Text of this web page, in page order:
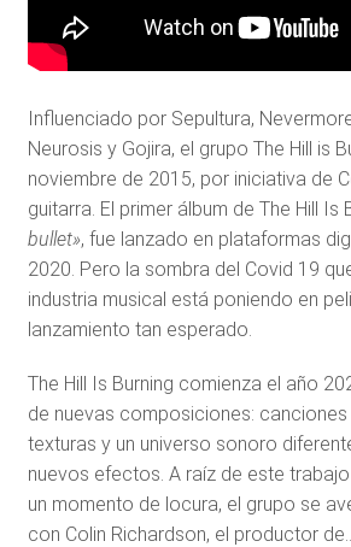
Influenciado por Sepultura,
Neurosis y Gojira, el grupo The Hill is
noviembre de 2015, por iniciativa de
guitarra. El primer álbum de The Hill Is
bullet», fue lanzado en plataformas
2020. Pero la sombra del Covid 19
industria musical está poniendo en
lanzamiento tan esperado.
The Hill Is Burning comienza el año
de nuevas composiciones:
texturas y un universo sonoro
nuevos efectos. A raíz de este
un momento de locura, el grupo se
con Colin Richardson, el productor